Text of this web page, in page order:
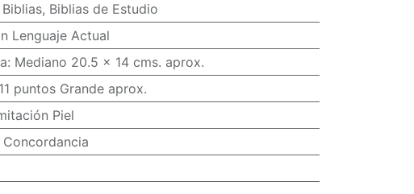
Biblias, Biblias de Estudio
Lenguaje Actual
: Mediano 20.5 x 14 cms. aprox.
11 puntos Grande aprox.
Piel
Concordancia